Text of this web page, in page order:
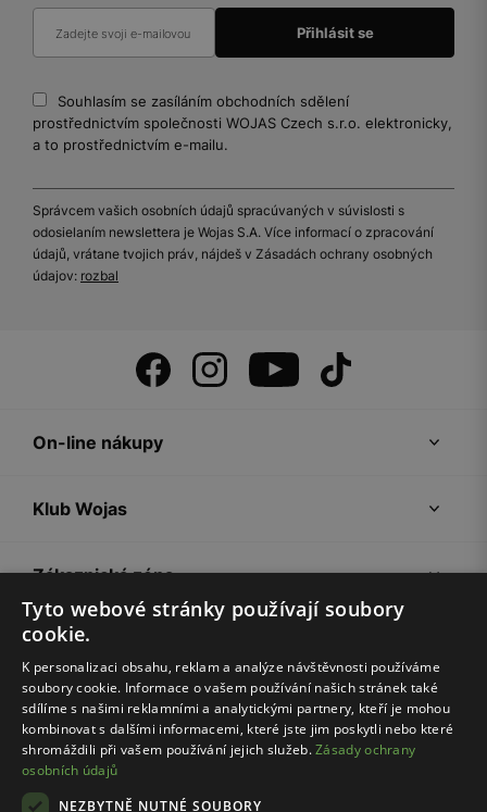
Souhlasím se zasíláním obchodních sdělení
prostřednictvím společnosti WOJAS Czech s.r.o. elektronicky,
a to prostřednictvím e-mailu.
Správcem vašich osobních údajů spracúvaných v súvislosti s
odosielaním newslettera je Wojas S.A. Více informací o zpracování
údajů, vrátane tvojich práv, nájdeš v Zásadách ochrany osobných
údajov: rozbal
On-line nákupy
Klub Wojas
Zákaznická zóna
Společnost Wojas
Rady
Tyto webové stránky používají soubory
cookie.
K personalizaci obsahu, reklam a analýze návštěvnosti používáme
soubory cookie. Informace o vašem používání našich stránek také
sdílíme s našimi reklamními a analytickými partnery, kteří je mohou
kombinovat s dalšími informacemi, které jste jim poskytli nebo které
shromáždili při vašem používání jejich služeb.Zásady ochrany
osobních údajů
NEZBYTNĚ NUTNÉ SOUBORY